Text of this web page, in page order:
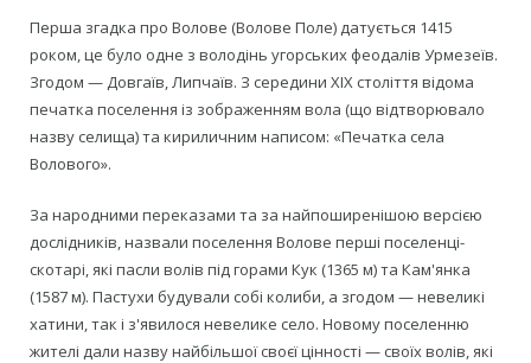
Перша згадка про Волове (Волове Поле) датується 1415
роком, це було одне з володінь угорських феодалів Урмезеїв.
Згодом — Довгаїв, Липчаїв. З середини XIX століття відома
печатка поселення із зображенням вола (що відтворювало
назву селища) та кириличним написом: «Печатка села
Волового».
За народними переказами та за найпоширенішою версією
дослідників, назвали поселення Волове перші поселенці-
скотарі, які пасли волів під горами Кук (1365 м) та Кам'янка
(1587 м). Пастухи будували собі колиби, а згодом — невеликі
хатини, так і з'явилося невелике село. Новому поселенню
жителі дали назву найбільшої своєї цінності — своїх волів, які